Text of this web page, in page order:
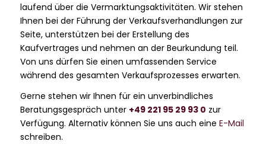
laufend über die Vermarktungsaktivitäten. Wir stehen
Ihnen bei der Führung der Verkaufsverhandlungen zur
Seite, unterstützen bei der Erstellung des
Kaufvertrages und nehmen an der Beurkundung teil.
Von uns dürfen Sie einen umfassenden Service
während des gesamten Verkaufsprozesses erwarten.
Gerne stehen wir Ihnen für ein unverbindliches
Beratungsgespräch unter +49 221 95 29 93 0 zur
Verfügung. Alternativ können Sie uns auch eine E-Mail
schreiben.